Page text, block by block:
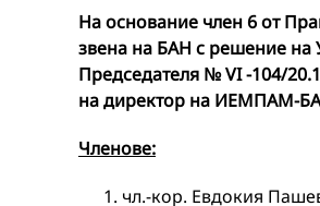
На основание член 6 от
звена на БАН с решение на
Председателя № VI -104/
на директор на ИЕМПАМ-
Членове:
чл.-кор. Евдокия